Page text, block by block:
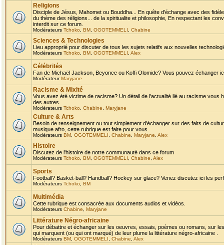
Religions
Disciple de Jésus, Mahomet ou Bouddha... En quête d'échange avec des
du thème des réligions... de la spiritualite et philosophie, En respectant les
interdit sur ce forum.
Modérateurs Tchoko BM OGOTEMMELI Chabine
Sciences & Technologies
Lieu approprié pour discuter de tous les sujets relatifs aux nouvelles
Modérateurs Tchoko BM OGOTEMMELI Alex
Célébrités
Fan de Michaël Jackson, Beyonce ou Koffi Olomide? Vous pouvez échanger
ModérateurMaryjane
Racisme & Mixité
Vous avez été victime de racisme? Un détail de l'actualité lié au racisme
des autres.
Modérateurs Tchoko Chabine Maryjane
Culture & Arts
Besoin de renseignement ou tout simplement d'échanger sur des faits de
musique afro, cette rubrique est faite pour vous.
Modérateurs BM OGOTEMMELI Chabine Maryjane Alex
Histoire
Discutez de l'histoire de notre communauté dans ce forum
Modérateurs Tchoko BM OGOTEMMELI Chabine Alex
Sports
Football? Basket-ball? Handball? Hockey sur glace? Venez discutez ici les
Modérateurs Tchoko BM
Multimédia
Cette rubrique est consacrée aux documents audios et vidéos.
Modérateurs Chabine Maryjane
Littérature Négro-africaine
Pour débattre et échanger sur les oeuvres, essais, poèmes ou romans, sur
qui marquent (ou qui ont marqué) de leur plume la littérature négro-africaine .
Modérateurs BM OGOTEMMELI Chabine Alex